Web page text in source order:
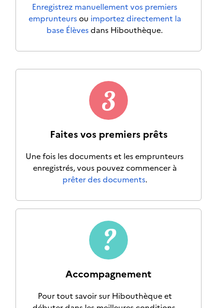
Enregistrez manuellement vos premiers
emprunteursou importez directement la
base Élèvesdans Hibouthèque.
Faites vos premiers prêts
Une fois les documents et les emprunteurs
enregistrés, vous pouvez commencer à
prêter des documents.
Accompagnement
Pour tout savoir sur Hibouthèque et